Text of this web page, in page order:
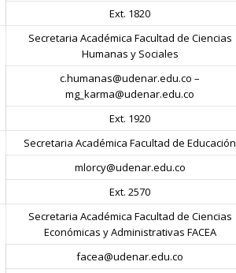
Ext. 1820
Secretaria Académica Facultad de Ciencias
Humanas y Sociales
c.humanas@udenar.edu.co –
mg_karma@udenar.edu.co
Ext. 1920
Secretaria Académica Facultad de Educación
mlorcy@udenar.edu.co
Ext. 2570
Secretaria Académica Facultad de Ciencias
Económicas y Administrativas FACEA
facea@udenar.edu.co